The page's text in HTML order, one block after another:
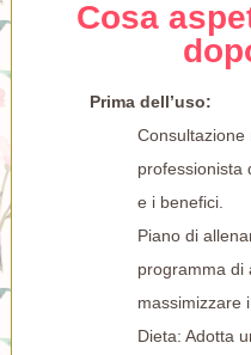
Cosa
Prima dell’uso:
Consultazione
professionista
e i benefici.
Piano di
programma di
massimizzare
Dieta: Adotta